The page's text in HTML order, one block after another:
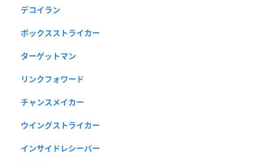
デコイラン
ボックスストライカー
ターゲットマン
リンクフォワード
チャンスメイカー
ウイングストライカー
インサイドレシーバー